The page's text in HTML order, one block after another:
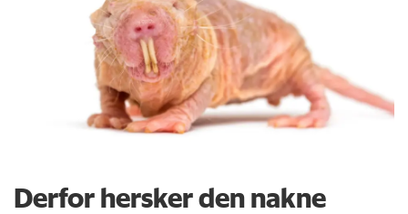
Derfor hersker den nakne